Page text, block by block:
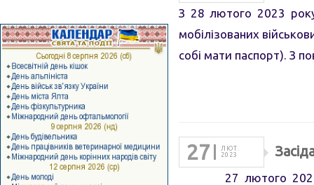
З 28 лютого 2023 року
мобілізованих
собі мати паспорт). З
27
ЛЮТ.
2023
27 лютого 2023 року